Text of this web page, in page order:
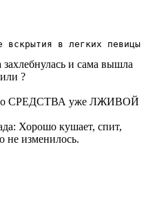
вскрытия в легких
и сама вышла
?
СРЕДСТВА уже ЛЖИВОЙ
Хорошо кушает, спит,
не изменилось.